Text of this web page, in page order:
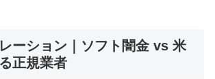
ーション｜ソフト闇金 vs 米
正規業者